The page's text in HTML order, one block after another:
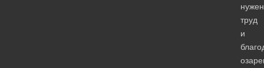
нужен
труд
и